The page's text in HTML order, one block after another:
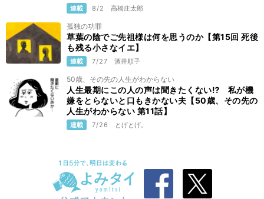
連載 8/2 高橋庄太郎
孤独の功罪
草葉の陰でご先祖様は何を思うのか【第15回 死後
も残る小さなイエ】
連載 7/27 酒井順子
50歳、その先の人生がわからない
人生最期にこの人の声は聞きたくない⁉ 私が機
嫌をとらないと口もきかない夫【50歳、その先の
人生がわからない 第11話】
連載 7/26 とげとげ。